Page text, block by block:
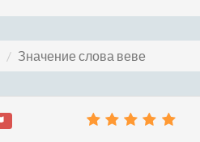
Значение слова веве